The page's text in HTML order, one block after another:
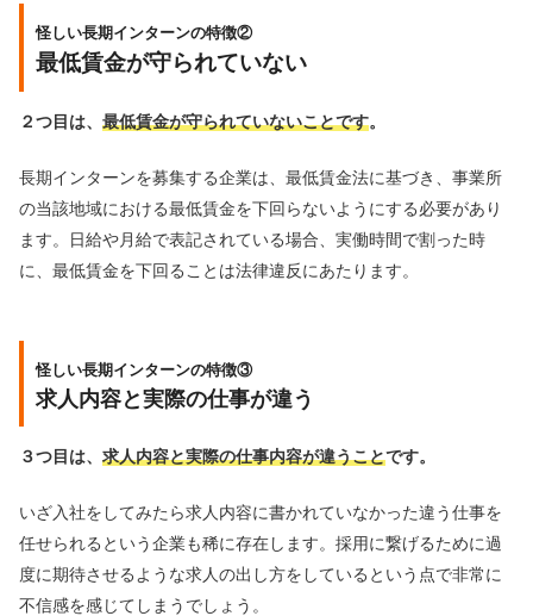
怪しい長期インターンの特徴②
最低賃金が守られていない
２つ目は、 最低賃金が守られていないことです。
長期インターンを募集する企業は、最低賃金法に基づき、事業所
の当該地域における最低賃金を下回らないようにする必要があり
ます。日給や月給で表記されている場合、実働時間で割った時
に、最低賃金を下回ることは法律違反にあたります。
怪しい長期インターンの特徴③
求人内容と実際の仕事が違う
３つ目は、 求人内容と実際の仕事内容が違うことです。
いざ入社をしてみたら求人内容に書かれていなかった違う仕事を
任せられるという企業も稀に存在します。採用に繋げるために過
度に期待させるような求人の出し方をしているという点で非常に
不信感を感じてしまうでしょう。